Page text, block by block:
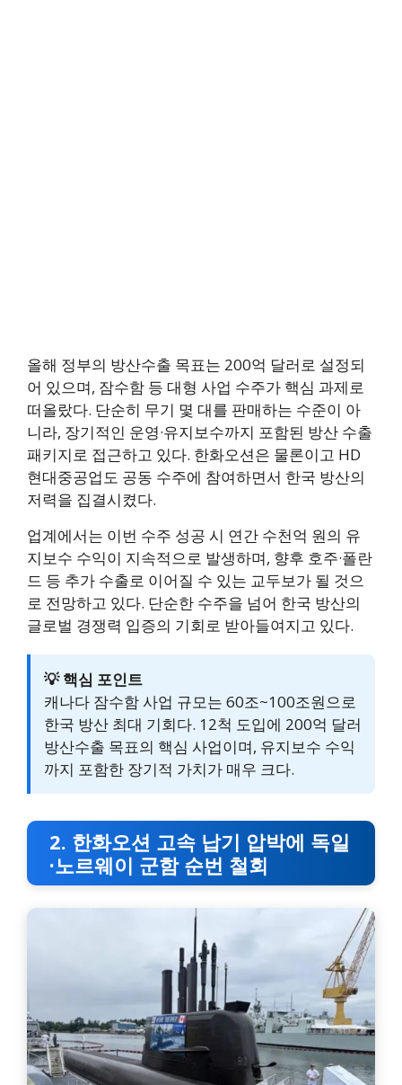
올해 정부의 방산수출 목표는 200억 달러로 설정되
어 있으며, 잠수함 등 대형 사업 수주가 핵심 과제로
떠올랐다. 단순히 무기 몇 대를 판매하는 수준이 아
니라, 장기적인 운영·유지보수까지 포함된 방산 수출
패키지로 접근하고 있다. 한화오션은 물론이고 HD
현대중공업도 공동 수주에 참여하면서 한국 방산의
저력을 집결시켰다.
업계에서는 이번 수주 성공 시 연간 수천억 원의 유
지보수 수익이 지속적으로 발생하며, 향후 호주·폴란
드 등 추가 수출로 이어질 수 있는 교두보가 될 것으
로 전망하고 있다. 단순한 수주을 넘어 한국 방산의
글로벌 경쟁력 입증의 기회로 받아들여지고 있다.
💡 핵심 포인트
캐나다 잠수함 사업 규모는 60조~100조원으로
한국 방산 최대 기회다. 12척 도입에 200억 달러
방산수출 목표의 핵심 사업이며, 유지보수 수익
까지 포함한 장기적 가치가 매우 크다.
2. 한화오션 고속 납기 압박에 독일
·노르웨이 군함 순번 철회